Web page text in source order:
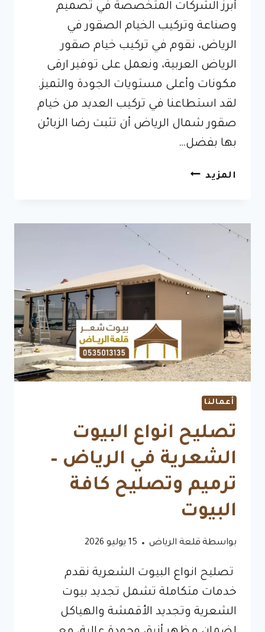
أبرز الشركات المتخصصة في تصميم
وصناعة وتركيب الخيام الصقور في
الرياض، نقوم في تركيب خيام صقور
الرياض العربية، ونعمل على توفير ارقى
مكونات وأعلى مستويات الجودة والتميز.
لقد استطاعنا في تركيب العديد من خيام
صقور شمال الرياض أن تثبت رضا الزبائن
بها بفضل…
المزيد خيام
تصميم
خيمة
الصقور
بديكورات
أعمالنا
تصليح انواع البيوت
الشعرية في الرياض –
ترميم وتصليح كافة
البيوت
بواسطة قلعة الرياض 15 يوليو 2026
تصليح انواع البيوت الشعرية نقدم
خدمات متكاملة تشمل تجديد بيوت
الشعرية وتجديد الأقمشة والهياكل